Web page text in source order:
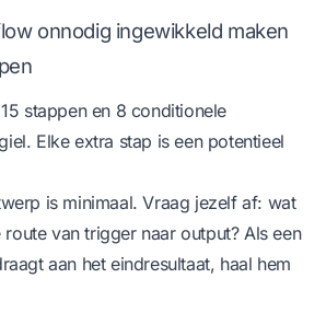
onnodig ingewikkeld maken
stappen en 8 conditionele
Elke extra stap is een potentieel
is minimaal. Vraag jezelf af: wat
van trigger naar output? Als een
aan het eindresultaat, haal hem